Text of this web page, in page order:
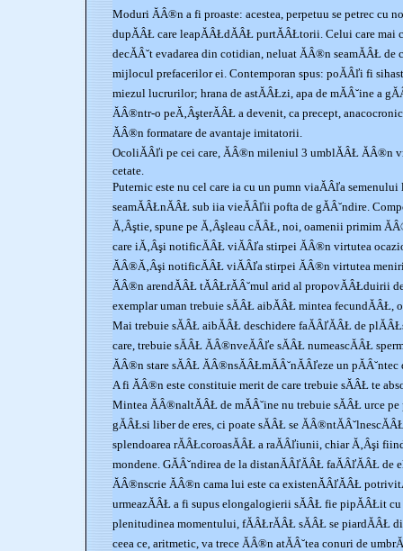
Moduri ĂÂ®n a fi proaste: acestea, perpetuu se petrec cu
dupĂÂŁ care leapĂÂŁdĂÂŁ purtĂÂŁtorii. Celui care mai
decĂÂ˘t evadarea din cotidian, neluat ĂÂ®n seamĂÂŁ de
mijlocul prefacerilor ei. Contemporan spus: poĂÂľi fi
miezul lucrurilor; hrana de astĂÂŁzi, apa de mĂÂ˘ine a
ĂÂ®ntr-o peĂ‚ÂşterĂÂŁ a devenit, ca precept,
ĂÂ®n formatare de avantaje imitatorii.
OcoliĂÂľi pe cei care, ĂÂ®n mileniul 3 umblĂÂŁ ĂÂ®n
cetate.
Puternic este nu cel care ia cu un pumn viaĂÂľa
seamĂÂŁnĂÂŁ sub iia vieĂÂľii pofta de gĂÂ˘ndire.
Ă‚Âştie, spune pe Ă‚Âşleau cĂÂŁ, noi, oamenii primim
care iĂ‚Âşi notificĂÂŁ viĂÂľa stirpei ĂÂ®n virtutea
ĂÂ®Ă‚Âşi notificĂÂŁ viĂÂľa stirpei ĂÂ®n virtutea
ĂÂ®n arendĂÂŁ tĂÂŁrĂÂ˘mul arid al propovĂÂŁduirii
exemplar uman trebuie sĂÂŁ aibĂÂŁ mintea fecundĂÂŁ,
Mai trebuie sĂÂŁ aibĂÂŁ deschidere faĂÂľĂÂŁ de
care, trebuie sĂÂŁ ĂÂ®nveĂÂľe sĂÂŁ numeascĂÂŁ
ĂÂ®n stare sĂÂŁ ĂÂ®nsĂÂŁmĂÂ˘nĂÂľeze un pĂÂ˘ntec
A fi ĂÂ®n este constituie merit de care trebuie sĂÂŁ te
Mintea ĂÂ®naltĂÂŁ de mĂÂ˘ine nu trebuie sĂÂŁ urce
gĂÂŁsi liber de eres, ci poate sĂÂŁ se
splendoarea rĂÂŁcoroasĂÂŁ a raĂÂľiunii, chiar Ă‚Âşi
mondene. GĂÂ˘ndirea de la distanĂÂľĂÂŁ faĂÂľĂÂŁ
ĂÂ®nscrie ĂÂ®n cama lui este ca existenĂÂľĂÂŁ
urmeazĂÂŁ a fi supus elongalogierii sĂÂŁ fie pipĂÂŁit
plenitudinea momentului, fĂÂŁrĂÂŁ sĂÂŁ se piardĂÂŁ
ceea ce, aritmetic, va trece ĂÂ®n atĂÂ˘tea conuri de